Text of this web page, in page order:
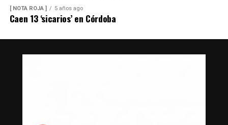
[ NOTA ROJA ] 5 años ago
Caen 13 ‘sicarios’ en Córdoba